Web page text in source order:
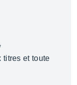
titres et toute